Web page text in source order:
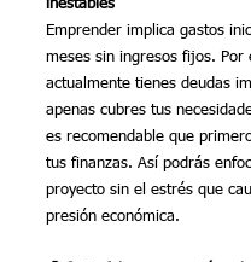
inestables
Emprender implica gastos
meses sin ingresos fijos. Por
actualmente tienes deudas
apenas cubres tus
es recomendable que
tus finanzas. Así podrás
proyecto sin el estrés que
presión económica.